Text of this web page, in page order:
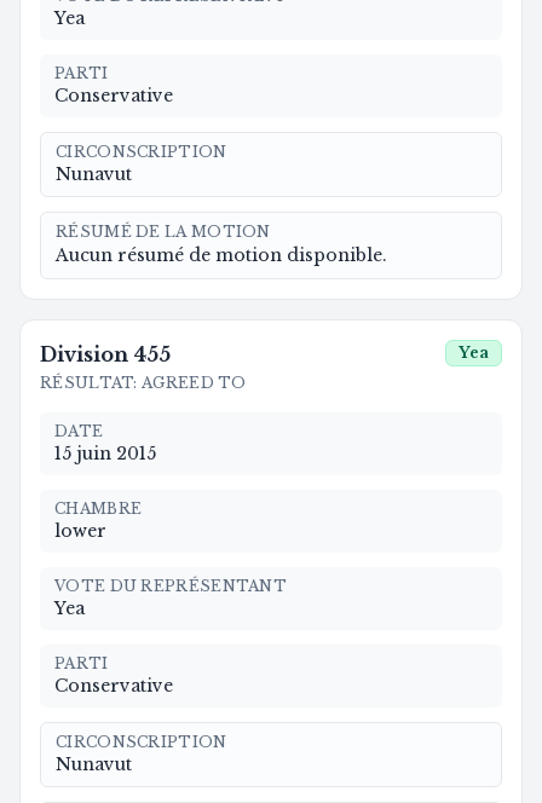
Yea
PARTI
Conservative
CIRCONSCRIPTION
Nunavut
RÉSUMÉ DE LA MOTION
Aucun résumé de motion disponible.
Division 455
RÉSULTAT: AGREED TO
Yea
DATE
15 juin 2015
CHAMBRE
lower
VOTE DU REPRÉSENTANT
Yea
PARTI
Conservative
CIRCONSCRIPTION
Nunavut